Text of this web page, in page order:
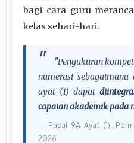
bagi cara guru
kelas sehari-hari.
"Pengukuran
numerasi
ayat (1) dapat
capaian akademik pada
— Pasal 9A Ayat (1),
2026